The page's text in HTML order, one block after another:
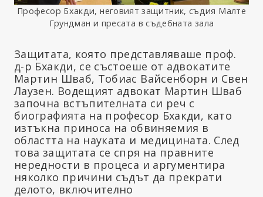
Професор Бхакди, неговият защитник, съдия Малте
Грундман и пресата в съдебната зала
Защитата, която представляваше проф.
д-р Бхакди, се състоеше от адвокатите
Мартин Шваб, Тобиас Вайсенборн и Свен
Лаузен. Водещият адвокат Мартин Шваб
започна встъпителната си реч с
биографията на професор Бхакди, като
изтъкна приноса на обвиняемия в
областта на науката и медицината. След
това защитата се спря на правните
нередности в процеса и аргументира
няколко причини съдът да прекрати
делото, включително